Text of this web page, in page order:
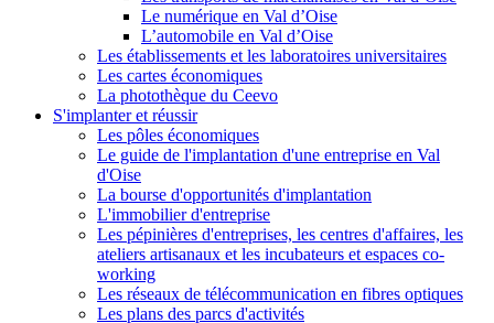
Le numérique en Val d’Oise
L’automobile en Val d’Oise
Les établissements et les laboratoires universitaires
Les cartes économiques
La photothèque du Ceevo
S'implanter et réussir
Les pôles économiques
Le guide de l'implantation d'une entreprise en Val
d'Oise
La bourse d'opportunités d'implantation
L'immobilier d'entreprise
Les pépinières d'entreprises, les centres d'affaires, les
ateliers artisanaux et les incubateurs et espaces co-
working
Les réseaux de télécommunication en fibres optiques
Les plans des parcs d'activités